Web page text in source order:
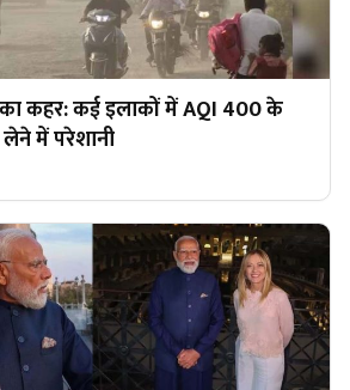
का कहर: कई इलाकों में AQI 400 के
में परेशानी